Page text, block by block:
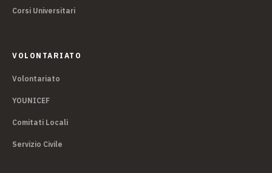
Corsi Universitari
VOLONTARIATO
Volontariato
YOUNICEF
Comitati Locali
Servizio Civile